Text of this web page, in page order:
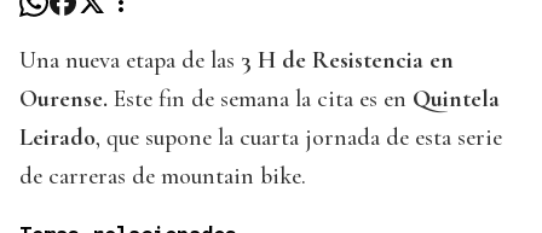
Una nueva etapa de las 3 H de Resistencia en
Ourense. Este fin de semana la cita es en Quintela
Leirado, que supone la cuarta jornada de esta serie
de carreras de mountain bike.